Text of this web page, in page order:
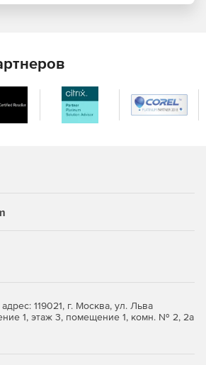
119021, г. Москва, ул. Льва
1, этаж 3, помещение 1, комн. № 2, 2а